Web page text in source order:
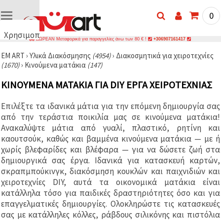
Χρησιμοποιούμε
🍪
Χρησιμοποιούμε
παρόμοιες
τεχνολογίες
διασφαλίσουμε
τη σωστή
λειτουργία
του
ιστότοπου,
να
βελτιώσουμε
την
εμπειρία
σας και, με
τη
συγκατάθεσή
σας, να
αναλύουμε
την
0
ΔΩΡΕΑΝ Μεταφορικά για παραγγελίες άνω των 80 € ! +306907161417
EM ART › Υλικά Διακόσμησης (4954)› Διακοσμητικά για χειροτεχνίες
(1670)› Κινούμενα ματάκια (147)
ΚΙΝΟΎΜΕΝΑ ΜΑΤΆΚΙΑ ΓΙΑ DIY ΈΡΓΑ ΧΕΙΡΟΤΕΧΝΊΑΣ
Επιλέξτε τα ιδανικά μάτια για την επόμενη δημιουργία σας
από την τεράστια ποικιλία μας σε κινούμενα ματάκια!
Ανακαλύψτε μάτια από γυαλί, πλαστικό, ρητίνη και
καουτσούκ, καθώς και βαμμένα κινούμενα ματάκια — με ή
χωρίς βλεφαρίδες και βλέφαρα — για να δώσετε ζωή στα
δημιουργικά σας έργα. Ιδανικά για κατασκευή καρτών,
σκραπμπούκινγκ, διακόσμηση κουκλών και παιχνιδιών και
χειροτεχνίες DIY, αυτά τα οικονομικά ματάκια είναι
κατάλληλα τόσο για παιδικές δραστηριότητες όσο και για
επαγγελματικές δημιουργίες. Ολοκληρώστε τις κατασκευές
σας με κατάλληλες κόλλες, ράβδους σιλικόνης και πιστόλια